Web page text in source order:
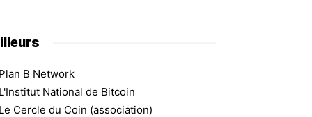
Plan B Network
L'Institut National de Bitcoin
Le Cercle du Coin (association)